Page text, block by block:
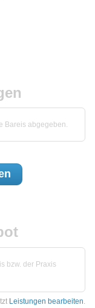
Bareis abgegeben.
bzw. der Praxis
Leistungen bearbeiten.